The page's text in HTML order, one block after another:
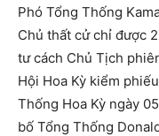
Phó Tổng Thống
Chủ thất cử chỉ được
tư cách Chủ Tịch
Hội Hoa Kỳ kiểm
Thống Hoa Kỳ ngày
bố Tổng Thống